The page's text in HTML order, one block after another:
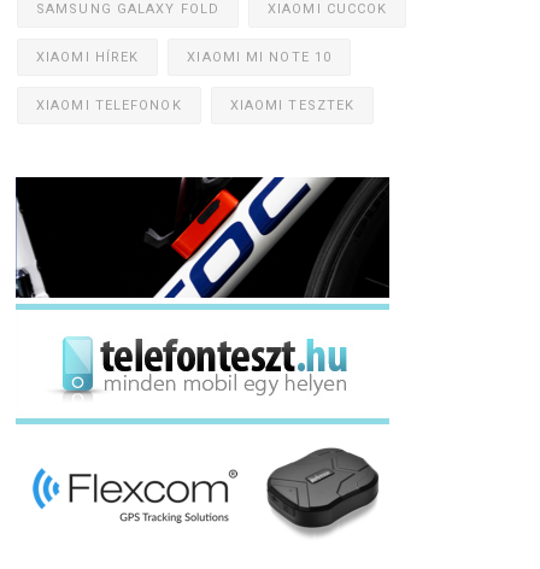
SAMSUNG GALAXY FOLD XIAOMI CUCCOK
XIAOMI HÍREK XIAOMI MI NOTE 10
XIAOMI TELEFONOK XIAOMI TESZTEK